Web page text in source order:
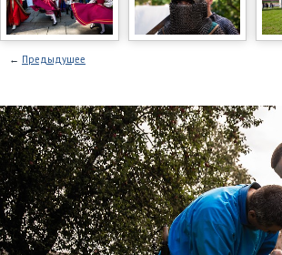
← Предыдущее